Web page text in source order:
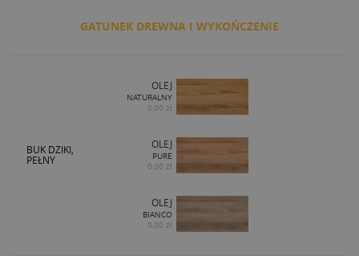
GATUNEK DREWNA I WYKOŃCZENIE
BUK DZIKI,
PEŁNY
OLEJ
NATURALNY
0,00 zł
OLEJ
PURE
0,00 zł
OLEJ
BIANCO
0,00 zł